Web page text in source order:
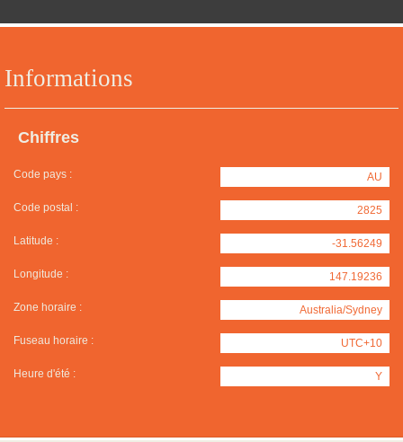
Informations
Chiffres
Code pays : AU
Code postal : 2825
Latitude : -31.56249
Longitude : 147.19236
Zone horaire : Australia/Sydney
Fuseau horaire : UTC+10
Heure d'été : Y